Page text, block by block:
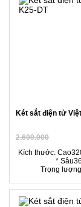
Két sắt điện tử
2.600.000
Kích thước:
*
Trọng